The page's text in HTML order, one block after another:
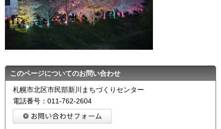
このページについてのお問い合わせ
札幌市北区市民部新川まちづくりセンター
電話番号：011-762-2604